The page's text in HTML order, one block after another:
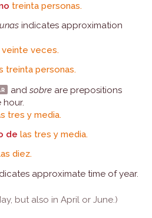
treinta personas.
unas indicates approximation
veinte veces.
treinta personas.
and sobre are prepositions
hour.
tres y media.
de las tres y media.
diez.
approximate time of year.
but also in April or June.)